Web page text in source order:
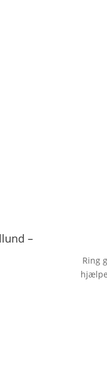
–
Ring